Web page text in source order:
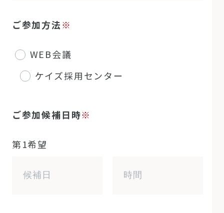
ご参加方法※
WEB会議
ケイズ採用センター
ご参加候補日時※
第1希望